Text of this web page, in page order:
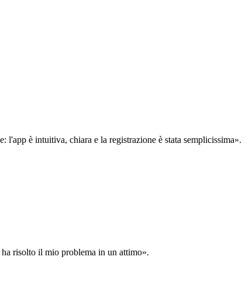
è intuitiva, chiara e la registrazione è stata semplicissima».
risolto il mio problema in un attimo».